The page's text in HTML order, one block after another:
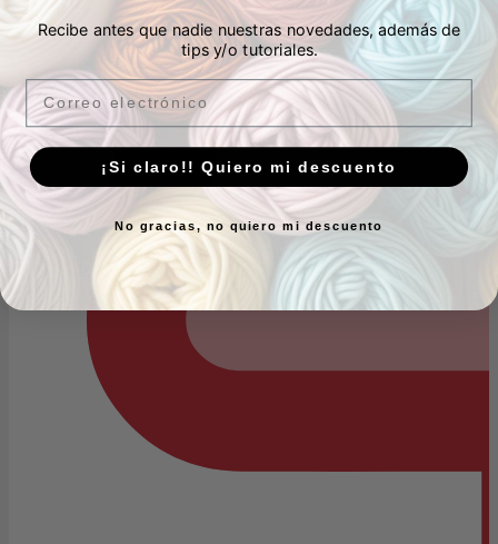
Recibe antes que nadie nuestras novedades, además de
tips y/o tutoriales.
Email
¡Si claro!! Quiero mi descuento
No gracias, no quiero mi descuento